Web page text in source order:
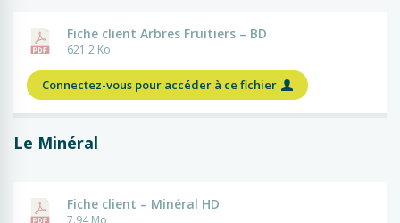
Fiche client Arbres Fruitiers – BD
621.2 Ko
Connectez-vous pour accéder à ce fichier
Le Minéral
Fiche client – Minéral HD
7.94 Mo